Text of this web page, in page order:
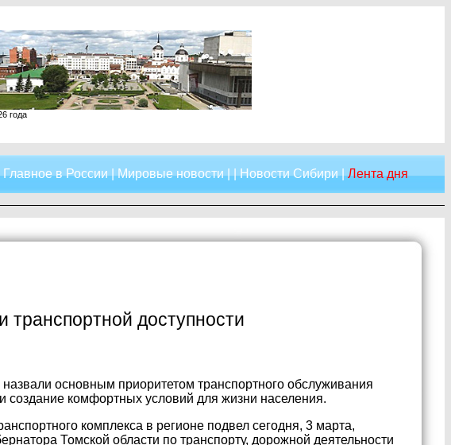
года
Главное в России|Мировые новости| |Новости Сибири|Лента дня
транспортной доступности
основным приоритетом транспортного обслуживания
создание комфортных условий для жизни населения.
комплекса в регионе подвел сегодня, 3 марта,
Томской области по транспорту, дорожной деятельности